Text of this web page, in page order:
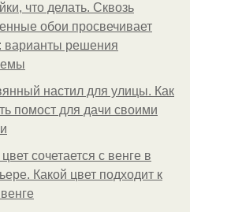
что делать. Сквозь
обои просвечивает
варианты решения
настил для улицы. Как
помост для дачи своими
сочетается с венге в
Какой цвет подходит к